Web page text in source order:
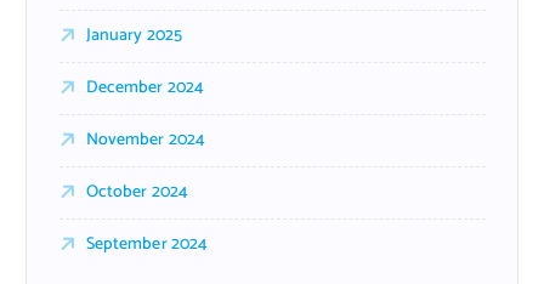
January 2025
December 2024
November 2024
October 2024
September 2024